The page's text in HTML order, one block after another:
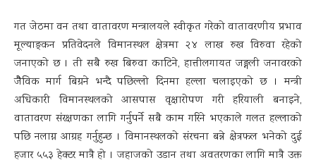
गत जेठमा वन तथा वातावरण मन्त्रालयले स्वीकृत गरेको वातावरणीय प्रभाव
मूल्याङ्कन प्रतिवेदनले विमानस्थल क्षेत्रमा २४ लाख रुख विरुवा रहेको
जनाएको छ । ती सबै रुख बिरुवा काटिने, हात्तीलगायत जङ्गली जनावरको
जैैविक मार्ग बिग्रने भन्दै पछिल्लो दिनमा हल्ला चलाइएको छ । मन्त्री
अधिकारी विमानस्थलको आसपास वृक्षारोपण गरी हरियाली बनाइने,
वातावरण संरक्षणका लागि गर्नुपर्ने सबै काम गरिने भएकाले गलत हल्लाको
पछि नलाग्न आग्रह गर्नुहुन्छ । विमानस्थलको संरचना बन्ने क्षेत्रफल भनेको दुई
हजार ५५३ हेक्टर मात्रै हो । जहाजको उडान तथा अवतरणका लागि मात्रै उक्त